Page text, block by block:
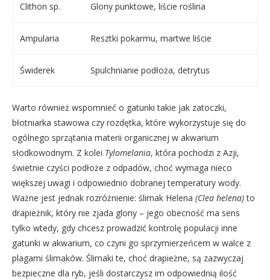
Clithon sp. Glony punktowe, liście roślina
Ampularia Resztki pokarmu, martwe liście
Świderek Spulchnianie podłoża, detrytus
Warto również wspomnieć o gatunki takie jak zatoczki,
błotniarka stawowa czy rozdętka, które wykorzystuje się do
ogólnego sprzątania materii organicznej w akwarium
słodkowodnym. Z kolei Tylomelania, która pochodzi z Azji,
świetnie czyści podłoże z odpadów, choć wymaga nieco
większej uwagi i odpowiednio dobranej temperatury wody.
Ważne jest jednak rozróżnienie: ślimak Helena (Clea helena)to
drapieżnik, który nie zjada glony – jego obecność ma sens
tylko wtedy, gdy chcesz prowadzić kontrolę populacji inne
gatunki w akwarium, co czyni go sprzymierzeńcem w walce z
plagami ślimaków. Ślimaki te, choć drapieżne, są zazwyczaj
bezpieczne dla ryb, jeśli dostarczysz im odpowiednią ilość